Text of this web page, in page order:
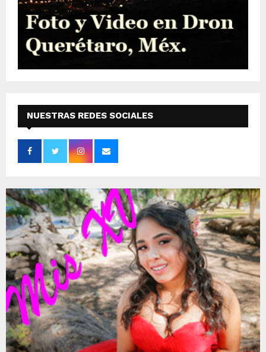
NUESTRAS REDES SOCIALES